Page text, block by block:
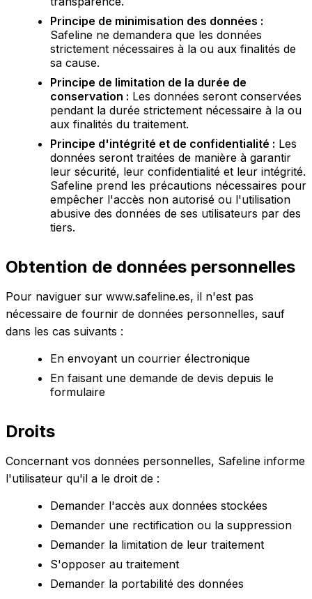
Principe de minimisation des données :
Safeline ne demandera que les données
strictement nécessaires à la ou aux finalités de
sa cause.
Principe de limitation de la durée de
conservation : Les données seront conservées
pendant la durée strictement nécessaire à la ou
aux finalités du traitement.
Principe d'intégrité et de confidentialité : Les
données seront traitées de manière à garantir
leur sécurité, leur confidentialité et leur intégrité.
Safeline prend les précautions nécessaires pour
empêcher l'accès non autorisé ou l'utilisation
abusive des données de ses utilisateurs par des
tiers.
Obtention de données personnelles
Pour naviguer sur www.safeline.es, il n'est pas
nécessaire de fournir de données personnelles, sauf
dans les cas suivants :
En envoyant un courrier électronique
En faisant une demande de devis depuis le
formulaire
Droits
Concernant vos données personnelles, Safeline informe
l'utilisateur qu'il a le droit de :
Demander l'accès aux données stockées
Demander une rectification ou la suppression
Demander la limitation de leur traitement
S'opposer au traitement
Demander la portabilité des données